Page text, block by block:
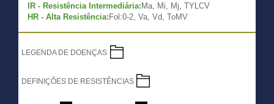
IR - Resistência Intermediária:Ma, Mi, Mj, TYLCV
HR - Alta Resistência:Fol:0-2, Va, Vd, ToMV
LEGENDA DE DOENÇAS
DEFINIÇÕES DE RESISTÊNCIAS